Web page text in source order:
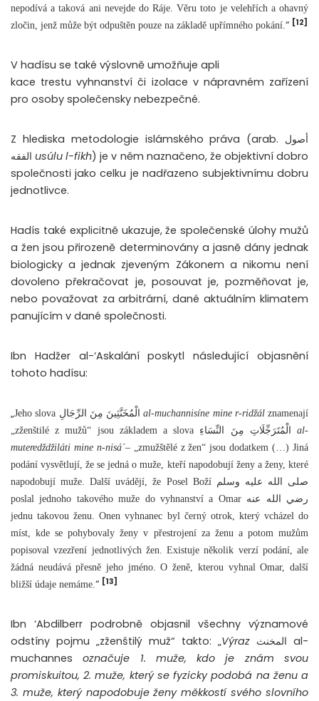
nepodívá a taková ani nevejde do Ráje. Věru toto je velehřích a ohavný
zločin, jenž může být odpuštěn pouze na základě upřímného pokání. “ [12]
V hadísu se také výslovně umožňuje apli
kace trestu vyhnanství či izolace v nápravném zařízení
pro osoby společensky nebezpečné.
Z hlediska metodologie islámského práva (arab. أصول
الفقهusúlu l-fikh) je v něm naznačeno, že objektivní dobro
společnosti jako celku je nadřazeno subjektivnímu dobru
jednotlivce.
Hadís také explicitně ukazuje, že společenské úlohy mužů
a žen jsou přirozeně determinovány a jasně dány jednak
biologicky a jednak zjeveným Zákonem a nikomu není
dovoleno překračovat je, posouvat je, pozměňovat je,
nebo považovat za arbitrární, dané aktuálním klimatem
panujícím v dané společnosti.
Ibn Hadžer al-‘Askalání poskytl následující objasnění
tohoto hadísu:
„ Jeho slova الْمُخَنَّثِينَ مِنَ الرِّجَالِal-muchannisíne mine r-ridžálznamenají
„zženštilé z mužů“ jsou základem a slova الْمُتَرَجِّلَاتِ مِنَ النِّسَاءِal-
muteredždžiláti mine n-nisá´– „zmužštělé z žen“ jsou dodatkem (…) Jiná
podání vysvětlují, že se jedná o muže, kteří napodobují ženy a ženy, které
napodobují muže. Další uvádějí, že Posel Boží صلى الله عليه وسلم
poslal jednoho takového muže do vyhnanství a Omar رضي الله عنه
jednu takovou ženu. Onen vyhnanec byl černý otrok, který vcházel do
míst, kde se pohybovaly ženy v přestrojení za ženu a potom mužům
popisoval vzezření jednotlivých žen. Existuje několik verzí podání, ale
žádná neudává přesně jeho jméno. O ženě, kterou vyhnal Omar, další
bližší údaje nemáme. “ [13]
Ibn ‘Abdilberr podrobně objasnil všechny významové
odstíny pojmu „zženštilý muž“ takto: „Výrazالمخنث al-
muchannesoznačuje 1. muže, kdo je znám svou
promiskuitou, 2. muže, který se fyzicky podobá na ženu a
3. muže, který napodobuje ženy měkkostí svého slovního